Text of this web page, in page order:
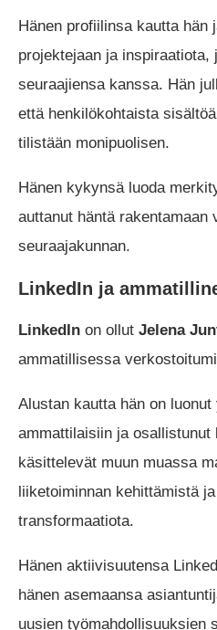
Hänen profiilinsa kautta hän
projektejaan ja inspiraatiota,
seuraajiensa kanssa. Hän
että henkilökohtaista
tilistään monipuolisen.
Hänen kykynsä luoda
auttanut häntä rakentamaan
seuraajakunnan.
LinkedIn ja
LinkedIn on ollut Jelena
ammatillisessa
Alustan kautta hän on
ammattilaisiin ja
käsittelevät muun muassa
liiketoiminnan kehittämistä
transformaatiota.
Hänen aktiivisuutensa
hänen asemaansa
uusien työmahdollisuuksien